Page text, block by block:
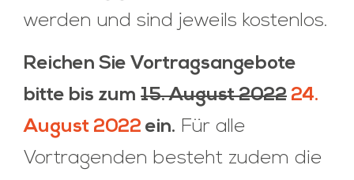
werden und sind jeweils kostenlos.
Reichen Sie Vortragsangebote
bitte bis zum 15. August 2022 24.
August 2022 ein. Für alle
Vortragenden besteht zudem die